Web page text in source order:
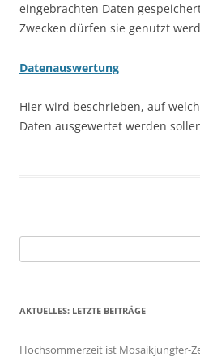
eingebrachten Daten
Zwecken dürfen sie genutzt
Datenauswertung
Hier wird beschrieben, auf
Daten ausgewertet werden
nach:
AKTUELLES: LETZTE BEITRÄGE
Hochsommerzeit ist Mosaikjungfer-